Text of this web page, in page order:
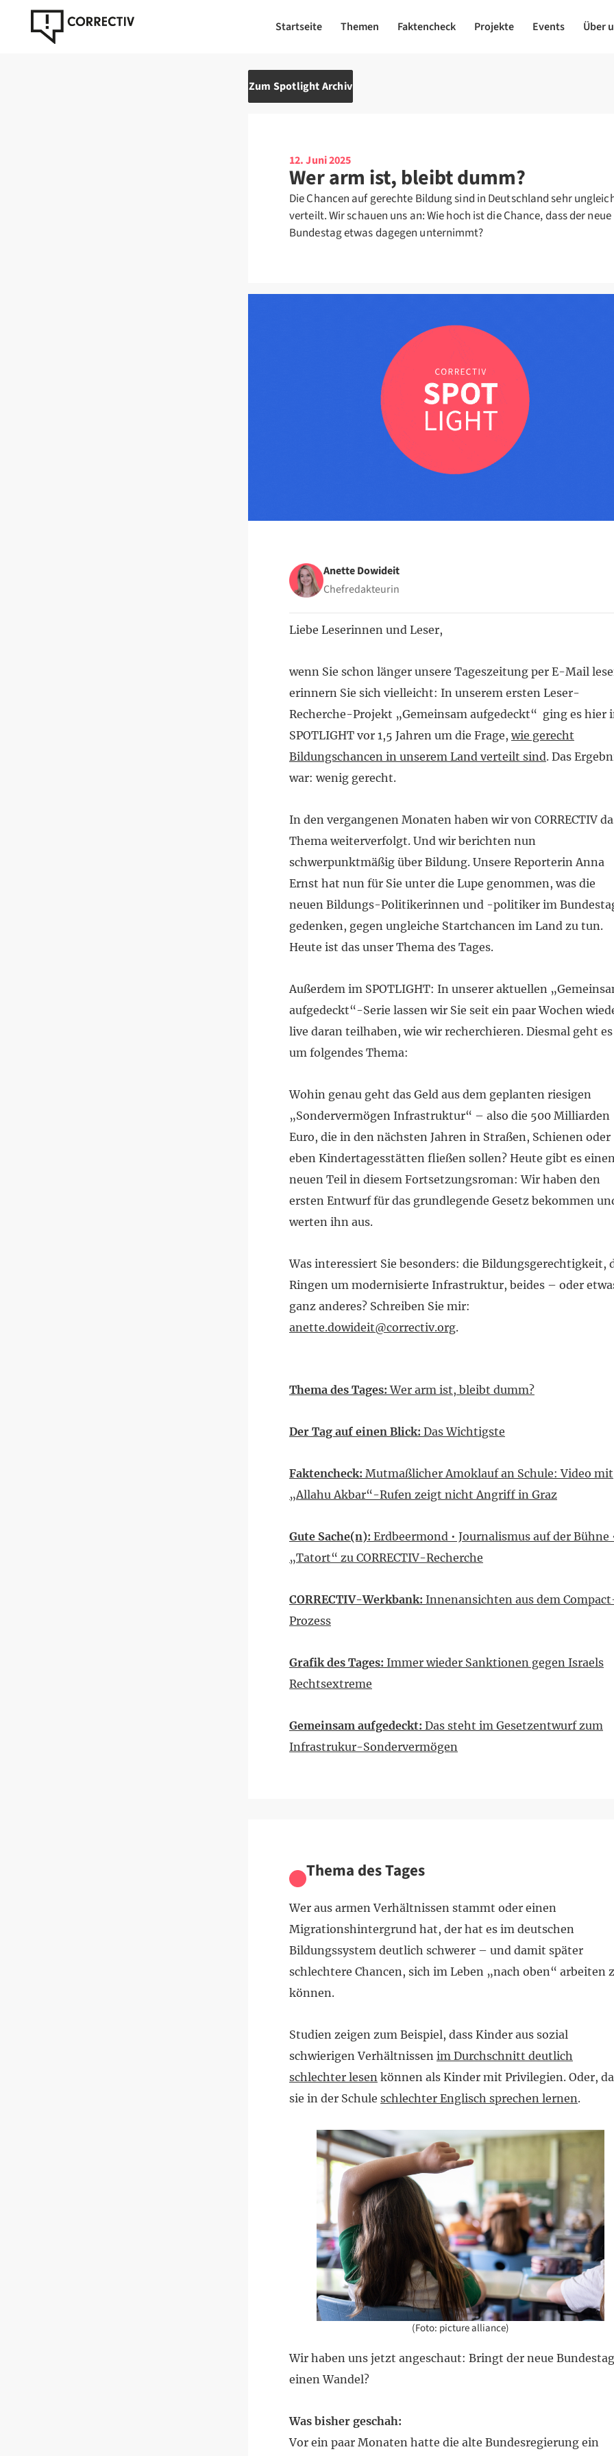
Startseite Themen Faktencheck Projekte Events Über
Zum Spotlight Archiv
12. Juni 2025
Wer arm ist, bleibt dumm?
Die Chancen auf gerechte Bildung sind in Deutschland sehr
verteilt. Wir schauen uns an: Wie hoch ist die Chance, dass der neue
Bundestag etwas dagegen unternimmt?
Anette Dowideit
Chefredakteurin
Liebe Leserinnen und Leser,
wenn Sie schon länger unsere Tageszeitung per E-Mail
erinnern Sie sich vielleicht: In unserem ersten Leser-
Recherche-Projekt „Gemeinsam aufgedeckt“ ging es hier
SPOTLIGHT vor 1,5 Jahren um die Frage, wie gerecht
Bildungschancen in unserem Land verteilt sind. Das
war: wenig gerecht.
In den vergangenen Monaten haben wir von CORRECTIV
Thema weiterverfolgt. Und wir berichten nun
schwerpunktmäßig über Bildung. Unsere Reporterin Anna
Ernst hat nun für Sie unter die Lupe genommen, was die
neuen Bildungs-Politikerinnen und -politiker im
gedenken, gegen ungleiche Startchancen im Land zu tun.
Heute ist das unser Thema des Tages.
Außerdem im SPOTLIGHT: In unserer aktuellen
aufgedeckt“-Serie lassen wir Sie seit ein paar Wochen
live daran teilhaben, wie wir recherchieren. Diesmal geht es
um folgendes Thema:
Wohin genau geht das Geld aus dem geplanten riesigen
„Sondervermögen Infrastruktur“ – also die 500 Milliarden
Euro, die in den nächsten Jahren in Straßen, Schienen oder
eben Kindertagesstätten fließen sollen? Heute gibt es
neuen Teil in diesem Fortsetzungsroman: Wir haben den
ersten Entwurf für das grundlegende Gesetz bekommen
werten ihn aus.
Was interessiert Sie besonders: die Bildungsgerechtigkeit,
Ringen um modernisierte Infrastruktur, beides – oder
ganz anderes? Schreiben Sie mir:
anette.dowideit@correctiv.org.
Thema des Tages: Wer arm ist, bleibt dumm?
Der Tag auf einen Blick: Das Wichtigste
Faktencheck: Mutmaßlicher Amoklauf an Schule: Video mit
„Allahu Akbar“-Rufen zeigt nicht Angriff in Graz
Gute Sache(n): Erdbeermond • Journalismus auf der Bühne
„Tatort“ zu CORRECTIV-Recherche
CORRECTIV-Werkbank: Innenansichten aus dem
Prozess
Grafik des Tages: Immer wieder Sanktionen gegen Israels
Rechtsextreme
Gemeinsam aufgedeckt: Das steht im Gesetzentwurf zum
Infrastrukur-Sondervermögen
Thema des Tages
Wer aus armen Verhältnissen stammt oder einen
Migrationshintergrund hat, der hat es im deutschen
Bildungssystem deutlich schwerer – und damit später
schlechtere Chancen, sich im Leben „nach oben“ arbeiten
können.
Studien zeigen zum Beispiel, dass Kinder aus sozial
schwierigen Verhältnissen im Durchschnitt deutlich
schlechter lesen können als Kinder mit Privilegien. Oder,
sie in der Schule schlechter Englisch sprechen lernen.
(Foto: picture alliance)
Wir haben uns jetzt angeschaut: Bringt der neue Bundestag
einen Wandel?
Was bisher geschah:
Vor ein paar Monaten hatte die alte Bundesregierung ein